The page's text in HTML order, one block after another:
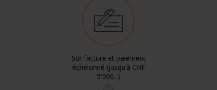
Sur facture et paiement
échelonné (jusqu’à CHF
5'000.-)